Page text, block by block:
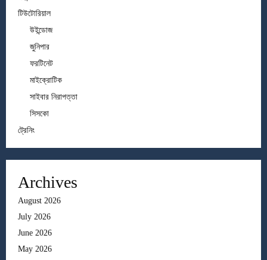
টিউটোরিয়াল
উইন্ডোজ
জুনিপার
ফরটিনেট
মাইক্রোটিক
সাইবার নিরাপত্তা
সিসকো
ট্রেনিং
Archives
August 2026
July 2026
June 2026
May 2026